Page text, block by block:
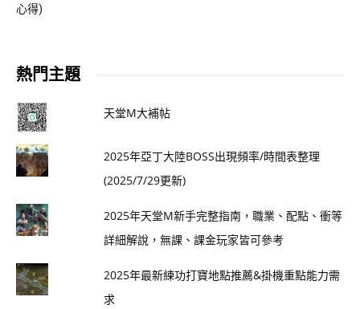
心得)
熱門主題
天堂M大補帖
2025年亞丁大陸BOSS出現頻率/時間表整理
(2025/7/29更新)
2025年天堂M新手完整指南，職業、配點、衝等
詳細解說，無課、課金玩家皆可參考
2025年最新練功打寶地點推薦&掛機重點能力需
求